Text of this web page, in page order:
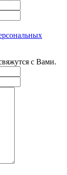
с Вами.